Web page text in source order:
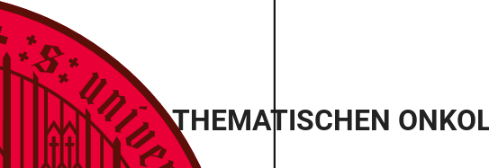
IN DER MATHEMATISCHEN